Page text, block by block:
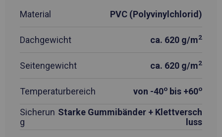
Material PVC (Polyvinylchlorid)
Dachgewicht ca. 620 g/m2
Seitengewicht ca. 620 g/m2
Temperaturbereich von -40o bis +60o
Sicherun
g
Starke Gummibänder + Klettversch
luss